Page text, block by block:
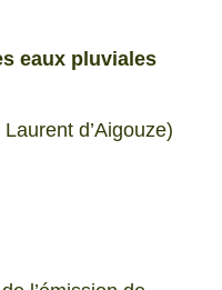
eaux pluviales
d’Aigouze)